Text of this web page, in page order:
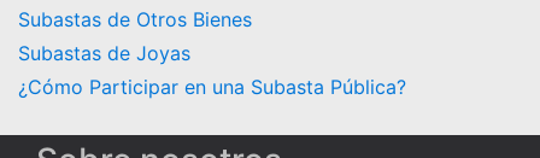
Subastas de Otros Bienes
Subastas de Joyas
¿Cómo Participar en una Subasta Pública?